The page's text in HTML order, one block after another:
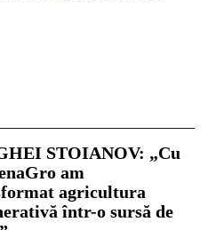
STOIANOV: „Cu
am
agricultura
într-o sursă de